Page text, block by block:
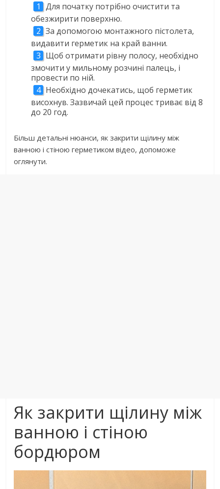
Для початку потрібно очистити та
обезжирити поверхню.
За допомогою монтажного пістолета,
видавити герметик на край ванни.
Щоб отримати рівну полосу, необхідно
змочити у мильному розчині палець, і
провести по ній.
Необхідно дочекатись, щоб герметик
висохнув. Зазвичай цей процес триває від 8
до 20 год.
Більш детальні нюанси, як закрити щілину між
ванною і стіною герметиком відео, допоможе
оглянути.
Як закрити щілину між
ванною і стіною
бордюром